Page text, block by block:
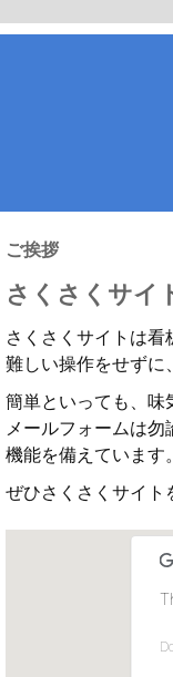
ご挨拶
さくさくサイ
さくさくサイトは
難しい操作をせずに
簡単といっても、味
メールフォームは
機能を備えています
ぜひさくさくサイト